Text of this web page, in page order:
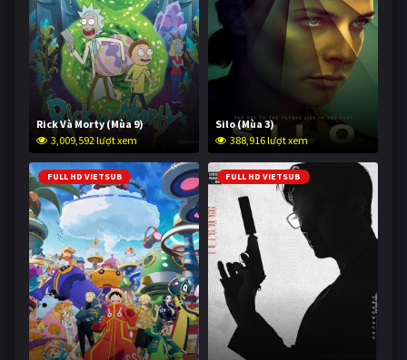
Rick Và Morty (Mùa 9)
3,009,592 lượt xem
Silo (Mùa 3)
388,916 lượt xem
FULL HD VIETSUB FULL HD VIETSUB